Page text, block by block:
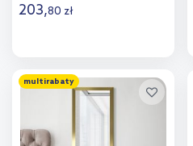
203,80 zł
Dodaj do
multirabaty